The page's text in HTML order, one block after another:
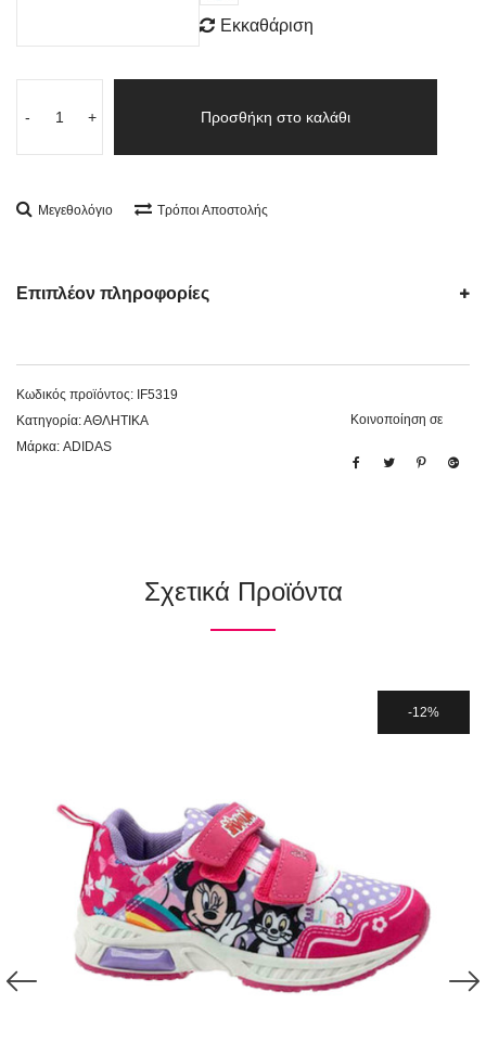
Εκκαθάριση
- + Προσθήκη στο καλάθι
Μεγεθολόγιο Τρόποι Αποστολής
Επιπλέον πληροφορίες
Κωδικός προϊόντος: IF5319
Κατηγορία:ΑΘΛΗΤΙΚΑ
Μάρκα: ADIDAS
Κοινοποίηση σε
Σχετικά Προϊόντα
12%